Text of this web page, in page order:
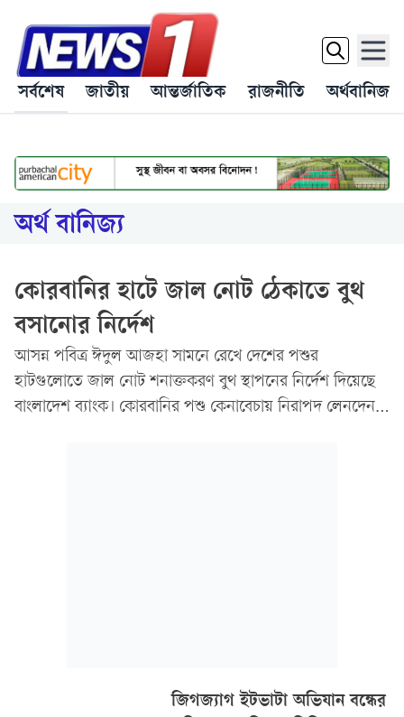
সর্বশেষ জাতীয় আন্তর্জাতিক রাজনীতি অর্থবানিজ্য
অর্থ বানিজ্য
কোরবানির হাটে জাল নোট ঠেকাতে বুথ
বসানোর নির্দেশ
আসন্ন পবিত্র ঈদুল আজহা সামনে রেখে দেশের পশুর
হাটগুলোতে জাল নোট শনাক্তকরণ বুথ স্থাপনের নির্দেশ দিয়েছে
বাংলাদেশ ব্যাংক। কোরবানির পশু কেনাবেচায় নিরাপদ লেনদেন
সেখানে বিভিন্ন ব্যাংকের মধ্যে দায়িত্ব বণ্টনের কাজ করবে সোনালী
জিগজ্যাগ ইটভাটা অভিযান বন্ধের